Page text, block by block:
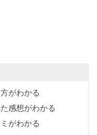
がわかる
感想がわかる
がわかる